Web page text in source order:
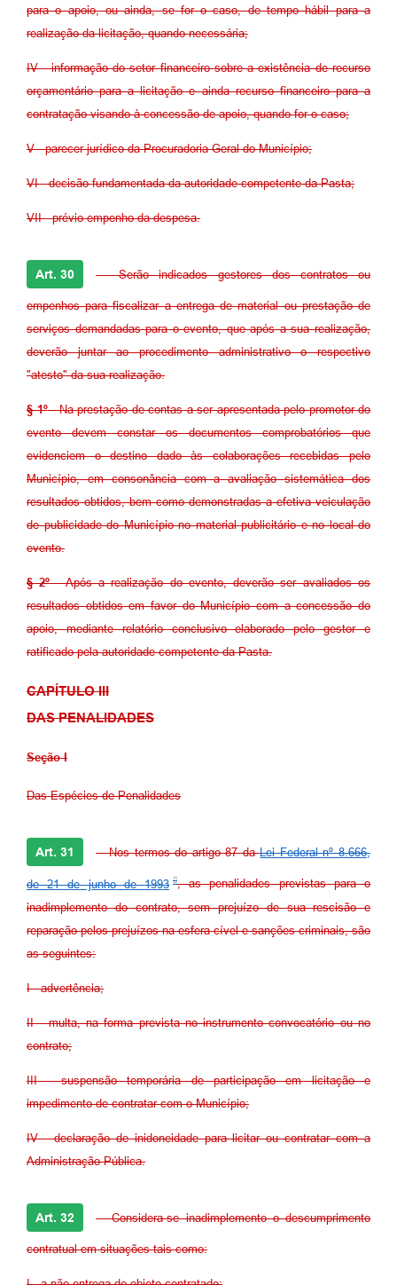
para o apoio, ou ainda, se for o caso, de tempo hábil para a
realização da licitação, quando necessária;
IV - informação do setor financeiro sobre a existência de recurso
orçamentário para a licitação e ainda recurso financeiro para a
contratação visando à concessão de apoio, quando for o caso;
V - parecer jurídico da Procuradoria Geral do Município;
VI - decisão fundamentada da autoridade competente da Pasta;
VII - prévio empenho da despesa.
Art. 30 - Serão indicados gestores dos contratos ou
empenhos para fiscalizar a entrega de material ou prestação de
serviços demandadas para o evento, que após a sua realização,
deverão juntar ao procedimento administrativo o respectivo
"atesto" da sua realização.
§ 1º- Na prestação de contas a ser apresentada pelo promotor do
evento devem constar os documentos comprobatórios que
evidenciem o destino dado às colaborações recebidas pelo
Município, em consonância com a avaliação sistemática dos
resultados obtidos, bem como demonstradas a efetiva veiculação
de publicidade do Município no material publicitário e no local do
evento.
§ 2º- Após a realização do evento, deverão ser avaliados os
resultados obtidos em favor do Município com a concessão do
apoio, mediante relatório conclusivo elaborado pelo gestor e
ratificado pela autoridade competente da Pasta.
CAPÍTULO III
DAS PENALIDADES
Seção I
Das Espécies de Penalidades
Art. 31 - Nos termos do artigo 87 daLei Federal nº 8.666,
de 21 de junho de 1993 , as penalidades previstas para o
inadimplemento do contrato, sem prejuízo de sua rescisão e
reparação pelos prejuízos na esfera cível e sanções criminais, são
as seguintes:
I - advertência;
II - multa, na forma prevista no instrumento convocatório ou no
contrato;
III - suspensão temporária de participação em licitação e
impedimento de contratar com o Município;
IV - declaração de inidoneidade para licitar ou contratar com a
Administração Pública.
Art. 32 - Considera-se inadimplemento o descumprimento
contratual em situações tais como: